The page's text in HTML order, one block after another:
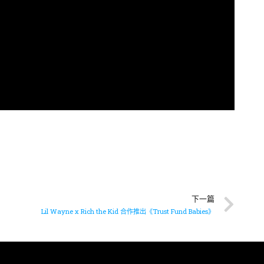
下一篇
Lil Wayne x Rich the Kid 合作推出《Trust Fund Babies》